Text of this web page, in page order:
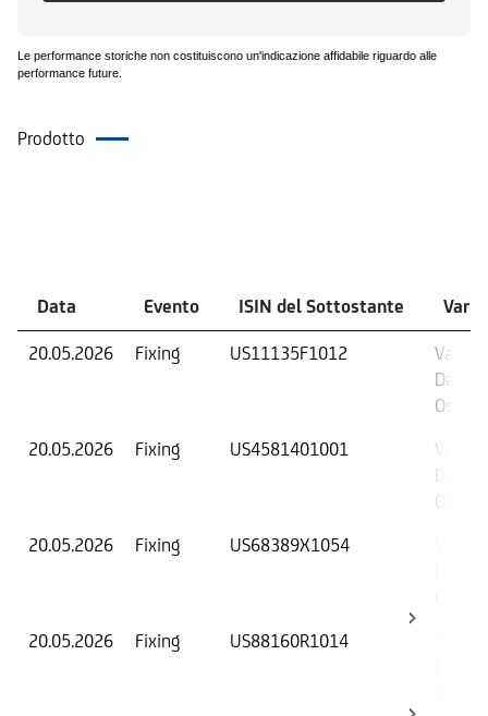
Le performance storiche non costituiscono un'indicazione affidabile riguardo alle
performance future.
Prodotto
Data Evento ISIN del Sottostante
20.05.2026 Fixing US11135F1012
Valore
Data di
20.05.2026
Fixing US4581401001
Data di
20.05.2026
Fixing US68389X1054
20.05.2026
Fixing US88160R1014